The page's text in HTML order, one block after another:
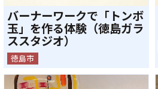
バーナーワークで「トンボ
玉」を作る体験（徳島ガラ
ススタジオ）
徳島市